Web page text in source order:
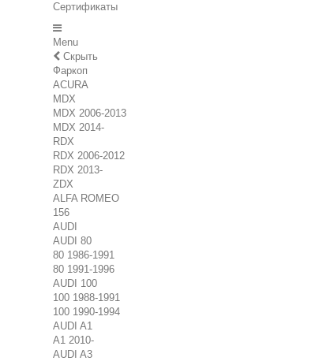
Сертификаты
Menu
Скрыть
Фаркоп
ACURA
MDX
MDX 2006-2013
MDX 2014-
RDX
RDX 2006-2012
RDX 2013-
ZDX
ALFA ROMEO
156
AUDI
AUDI 80
80 1986-1991
80 1991-1996
AUDI 100
100 1988-1991
100 1990-1994
AUDI A1
A1 2010-
AUDI A3